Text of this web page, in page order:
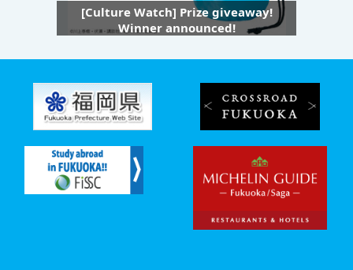
[Culture Watch] Prize giveaway!
Winner announced!